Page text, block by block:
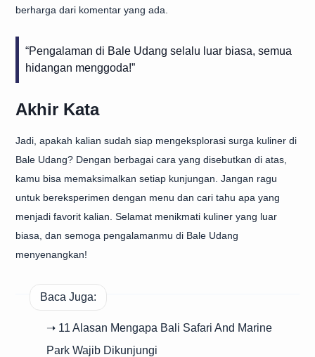
berharga dari komentar yang ada.
“Pengalaman di Bale Udang selalu luar biasa, semua
hidangan menggoda!”
Akhir Kata
Jadi, apakah kalian sudah siap mengeksplorasi surga kuliner di
Bale Udang? Dengan berbagai cara yang disebutkan di atas,
kamu bisa memaksimalkan setiap kunjungan. Jangan ragu
untuk bereksperimen dengan menu dan cari tahu apa yang
menjadi favorit kalian. Selamat menikmati kuliner yang luar
biasa, dan semoga pengalamanmu di Bale Udang
menyenangkan!
Baca Juga:
➝ 11 Alasan Mengapa Bali Safari And Marine
Park Wajib Dikunjungi